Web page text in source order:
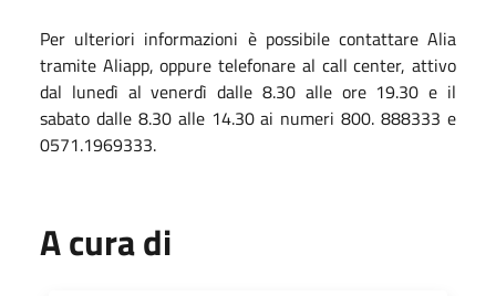
Per ulteriori informazioni è possibile contattare Alia
tramite Aliapp, oppure telefonare al call center, attivo
dal lunedì al venerdì dalle 8.30 alle ore 19.30 e il
sabato dalle 8.30 alle 14.30 ai numeri 800. 888333 e
0571.1969333.
A cura di